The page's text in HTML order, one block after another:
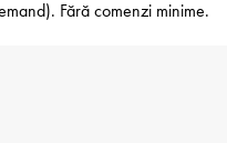
Fără comenzi minime.